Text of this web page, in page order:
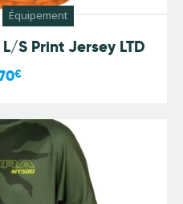
Équipement
S Print Jersey LTD
€